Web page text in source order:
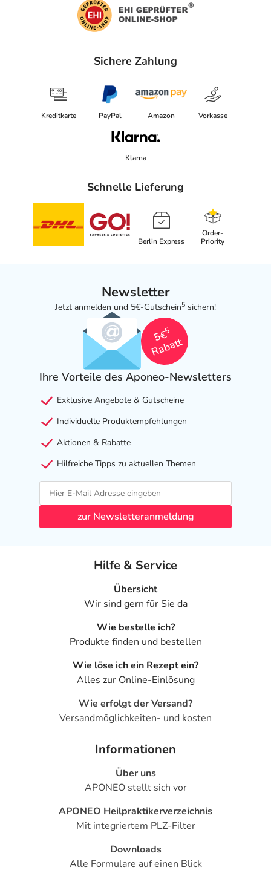
Sichere Zahlung
Kreditkarte PayPal Amazon Vorkasse
Klarna
Schnelle Lieferung
Berlin Express
Order-
Priority
Newsletter
Jetzt anmelden und 5€-Gutschein5 sichern!
5€
5
Rabatt
Ihre Vorteile des Aponeo-Newsletters
Exklusive Angebote & Gutscheine
Individuelle Produktempfehlungen
Aktionen & Rabatte
Hilfreiche Tipps zu aktuellen Themen
zur Newsletteranmeldung
Hilfe & Service
Übersicht
Wir sind gern für Sie da
Wie bestelle ich?
Produkte finden und bestellen
Wie löse ich ein Rezept ein?
Alles zur Online-Einlösung
Wie erfolgt der Versand?
Versandmöglichkeiten- und kosten
Informationen
Über uns
APONEO stellt sich vor
APONEO Heilpraktikerverzeichnis
Mit integriertem PLZ-Filter
Downloads
Alle Formulare auf einen Blick